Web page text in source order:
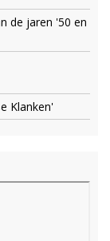
de jaren '50 en
Klanken'